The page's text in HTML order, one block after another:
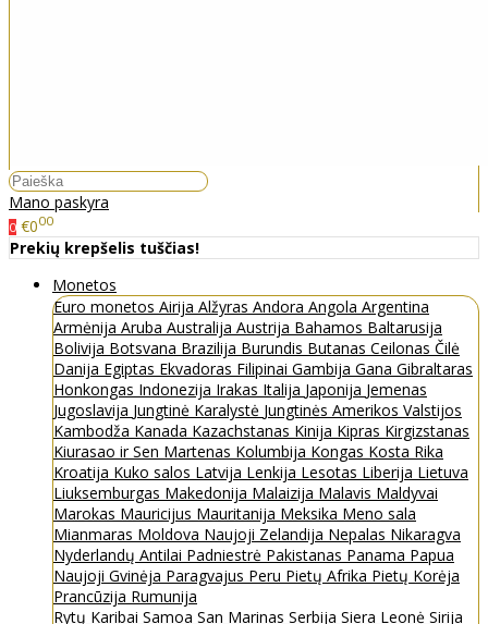
Mano paskyra
0 €000
Prekių krepšelis tuščias!
Monetos
Euro monetos Airija Alžyras Andora Angola Argentina
Armėnija Aruba Australija Austrija Bahamos Baltarusija
Bolivija Botsvana Brazilija Burundis Butanas Ceilonas Čilė
Danija Egiptas Ekvadoras Filipinai Gambija Gana Gibraltaras
Honkongas Indonezija Irakas Italija Japonija Jemenas
Jugoslavija Jungtinė Karalystė Jungtinės Amerikos Valstijos
Kambodža Kanada Kazachstanas Kinija Kipras Kirgizstanas
Kiurasao ir Sen Martenas Kolumbija Kongas Kosta Rika
Kroatija Kuko salos Latvija Lenkija Lesotas Liberija Lietuva
Liuksemburgas Makedonija Malaizija Malavis Maldyvai
Marokas Mauricijus Mauritanija Meksika Meno sala
Mianmaras Moldova Naujoji Zelandija Nepalas Nikaragva
Nyderlandų Antilai Padniestrė Pakistanas Panama Papua
Naujoji Gvinėja Paragvajus Peru Pietų Afrika Pietų Korėja
Prancūzija Rumunija
Rytų Karibai Samoa San Marinas Serbija Siera Leonė Sirija